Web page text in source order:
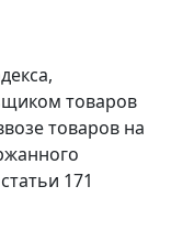
товаров
товаров на
171